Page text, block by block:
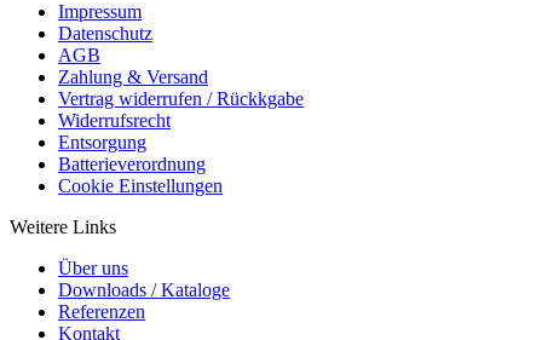
Impressum
Datenschutz
AGB
Zahlung & Versand
Vertrag widerrufen / Rückkgabe
Widerrufsrecht
Entsorgung
Batterieverordnung
Cookie Einstellungen
Weitere Links
Über uns
Downloads / Kataloge
Referenzen
Kontakt